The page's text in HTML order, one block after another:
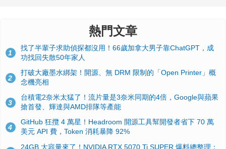
熱門文章
1
找了半輩子求助偵探都沒用！66歲加拿大男子靠ChatGPT，成
功找回失散50年家人
2
打破大廠墨水綁架！開源、無 DRM 限制的「Open Printer」概
念機亮相
3
台積電2奈米太猛了！流片量是3奈米同期的4倍，Google與蘋果
搶首發、輝達與AMD排隊等產能
4
GitHub 狂攬 4 萬星！Headroom 開源工具幫開發者省下 70 萬
美元 API 費，Token 消耗暴降 92%
24GB 大容量來了！NVIDIA RTX 5070 Ti SUPER 爆料總整理：